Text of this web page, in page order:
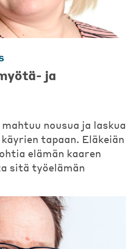
ja
nousua ja laskua
tapaan. Eläkeiän
elämän kaaren
sitä työelämän